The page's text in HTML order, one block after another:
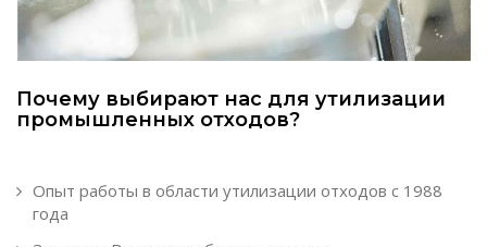
Почему выбирают нас для утилизации
промышленных отходов?
Опыт работы в области утилизации отходов с 1988
года